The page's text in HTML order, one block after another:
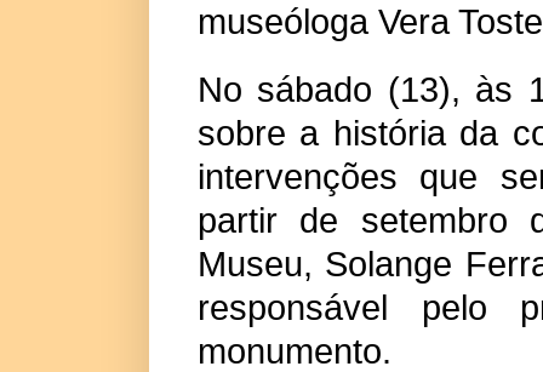
museóloga Vera
No sábado (13), às
sobre a história da
intervenções que
partir de setembro
Museu, Solange
responsável pelo
monumento.